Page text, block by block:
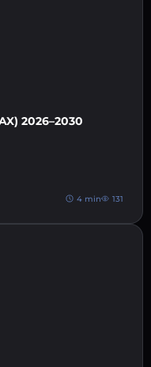
2026–2030
4 min 131